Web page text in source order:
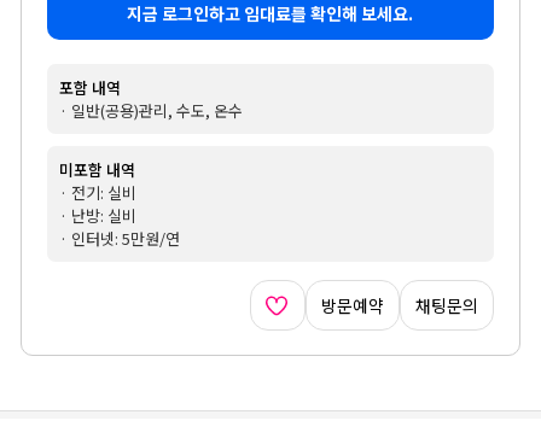
지금 로그인하고 임대료를 확인해 보세요.
포함 내역
· 일반(공용)관리, 수도, 온수
미포함 내역
· 전기: 실비
· 난방: 실비
· 인터넷: 5만원/연
방문예약 채팅문의